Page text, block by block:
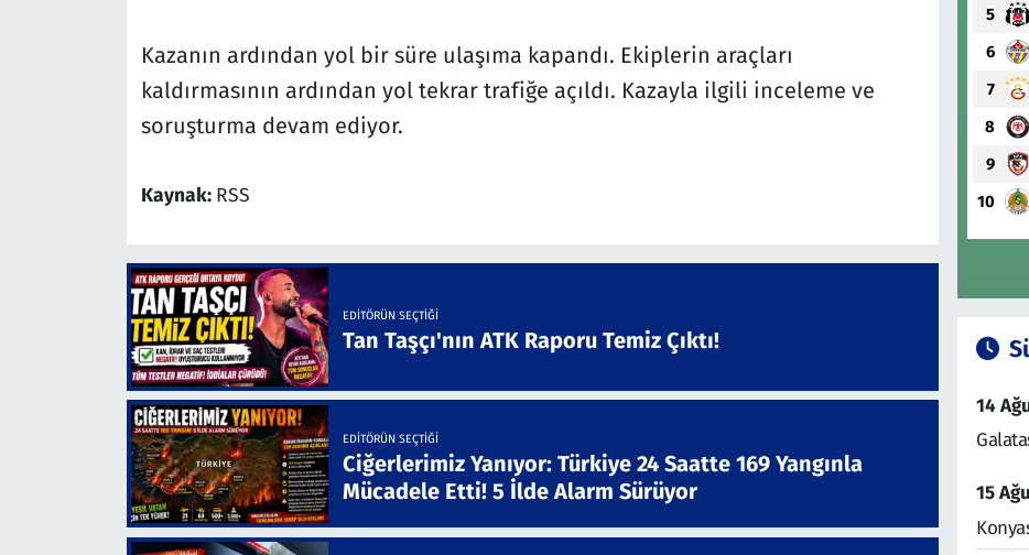
Kazanın ardından yol bir süre ulaşıma kapandı. Ekiplerin araçları
kaldırmasının ardından yol tekrar trafiğe açıldı. Kazayla ilgili inceleme ve
soruşturma devam ediyor.
Kaynak: RSS
EDITÖRÜN SEÇTIĞI
Tan Taşçı'nın ATK Raporu Temiz Çıktı!
EDITÖRÜN SEÇTIĞI
Ciğerlerimiz Yanıyor: Türkiye 24 Saatte 169 Yangınla
Mücadele Etti! 5 İlde Alarm Sürüyor
5
6
7
8
9
10
14
15